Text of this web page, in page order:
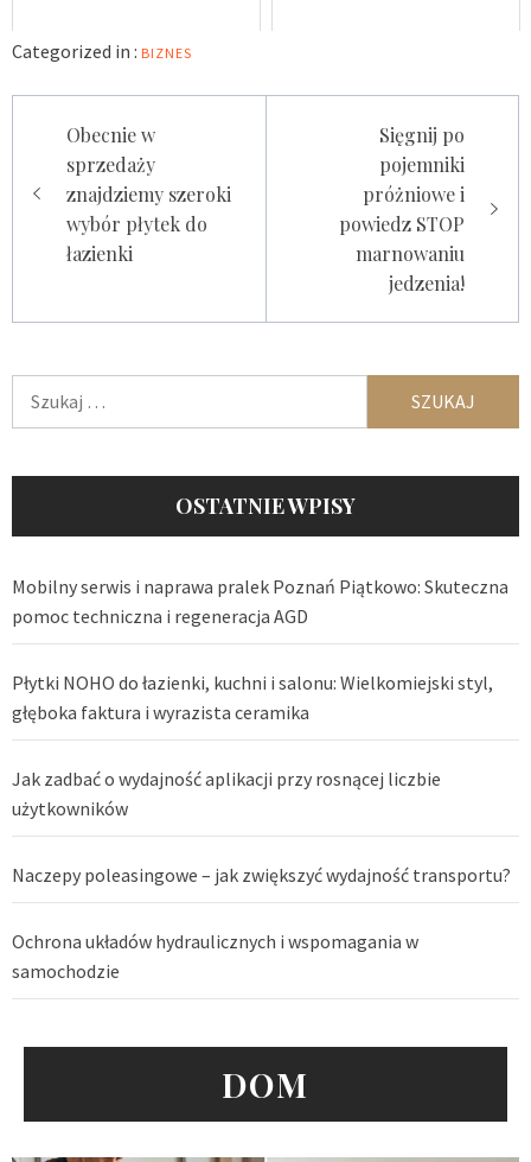
Categorized in : BIZNES
wpisuObecnie w
sprzedaży
znajdziemy szeroki
wybór płytek do
łazienki
Sięgnij po
pojemniki
próżniowe i
powiedz STOP
marnowaniu
jedzenia!
Szukaj:
OSTATNIE WPISY
Mobilny serwis i naprawa pralek Poznań Piątkowo: Skuteczna
pomoc techniczna i regeneracja AGD
Płytki NOHO do łazienki, kuchni i salonu: Wielkomiejski styl,
głęboka faktura i wyrazista ceramika
Jak zadbać o wydajność aplikacji przy rosnącej liczbie
użytkowników
Naczepy poleasingowe – jak zwiększyć wydajność transportu?
Ochrona układów hydraulicznych i wspomagania w
samochodzie
DOM